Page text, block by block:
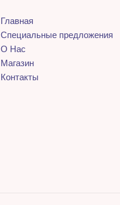
Главная
Специальные предложения
О Нас
Магазин
Контакты